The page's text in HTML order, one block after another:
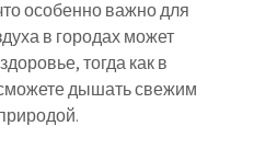
особенно важно для
в городах может
тогда как в
дышать свежим